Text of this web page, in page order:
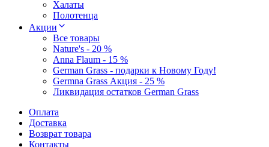
Халаты
Полотенца
Акции
Все товары
Nature's - 20 %
Anna Flaum - 15 %
German Grass - подарки к Новому Году!
Germna Grass Акция - 25 %
Ликвидация остатков German Grass
Оплата
Доставка
Возврат товара
Контакты